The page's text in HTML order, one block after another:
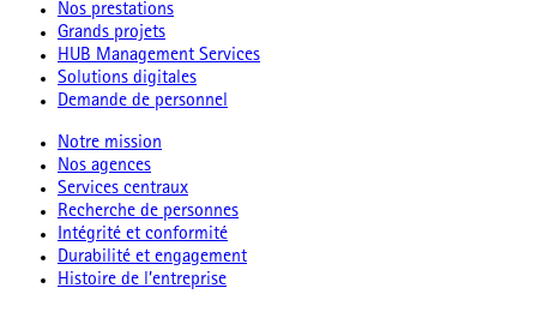
Nos prestations
Grands projets
HUB Management Services
Solutions digitales
Demande de personnel
Notre mission
Nos agences
Services centraux
Recherche de personnes
Intégrité et conformité
Durabilité et engagement
Histoire de l’entreprise